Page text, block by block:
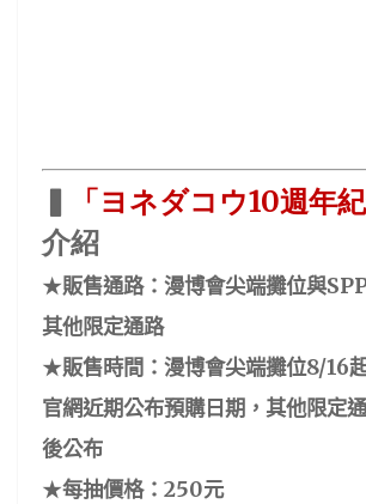
「ヨネダコウ10週年紀
介紹
★販售通路：漫博會尖端攤位與
其他限定通路
★販售時間：漫博會尖端攤位8/16
官網近期公布預購日期，其他限定
後公布
★每抽價格： 250元